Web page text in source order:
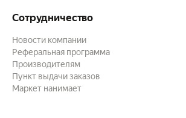
Сотрудничество
Новости компании
Реферальная программа
Производителям
Пункт выдачи заказов
Маркет нанимает